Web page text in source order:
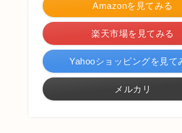
Amazonを見てみる
楽天市場を見てみる
Yahooショッピングを見て
メルカリ